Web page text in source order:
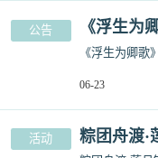
公告 《浮生为
《浮生为卿歌
06-23
活动 粽团舟渡·